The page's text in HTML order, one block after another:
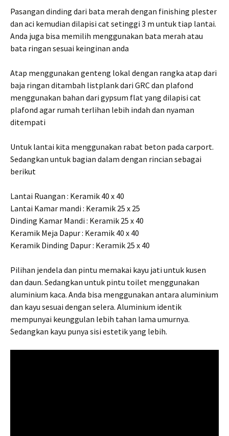
Pasangan dinding dari bata merah dengan finishing plester
dan aci kemudian dilapisi cat setinggi 3 m untuk tiap lantai.
Anda juga bisa memilih menggunakan bata merah atau
bata ringan sesuai keinginan anda
Atap menggunakan genteng lokal dengan rangka atap dari
baja ringan ditambah listplank dari GRC dan plafond
menggunakan bahan dari gypsum flat yang dilapisi cat
plafond agar rumah terlihan lebih indah dan nyaman
ditempati
Untuk lantai kita menggunakan rabat beton pada carport.
Sedangkan untuk bagian dalam dengan rincian sebagai
berikut
Lantai Ruangan : Keramik 40 x 40
Lantai Kamar mandi : Keramik 25 x 25
Dinding Kamar Mandi : Keramik 25 x 40
Keramik Meja Dapur : Keramik 40 x 40
Keramik Dinding Dapur : Keramik 25 x 40
Pilihan jendela dan pintu memakai kayu jati untuk kusen
dan daun. Sedangkan untuk pintu toilet menggunakan
aluminium kaca. Anda bisa menggunakan antara aluminium
dan kayu sesuai dengan selera. Aluminium identik
mempunyai keunggulan lebih tahan lama umurnya.
Sedangkan kayu punya sisi estetik yang lebih.